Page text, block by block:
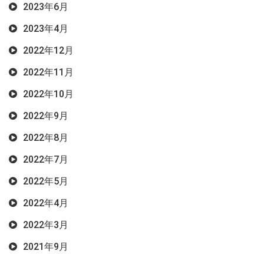
2023年6月
2023年4月
2022年12月
2022年11月
2022年10月
2022年9月
2022年8月
2022年7月
2022年5月
2022年4月
2022年3月
2021年9月